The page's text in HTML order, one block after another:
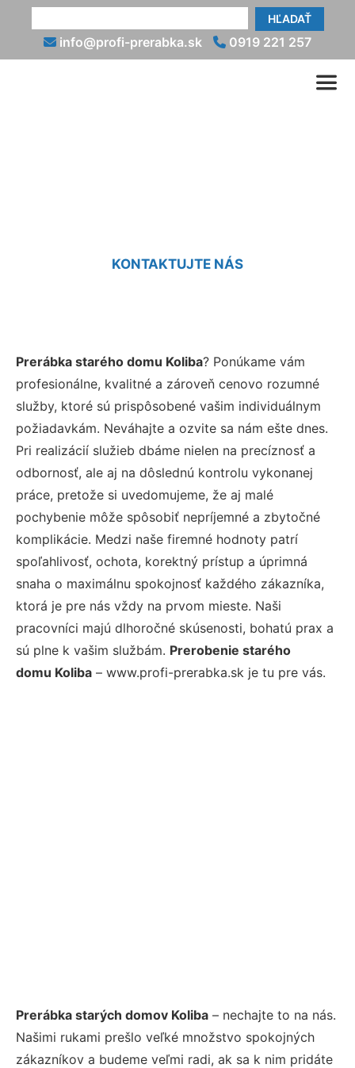
HĽADAŤ
info@profi-prerabka.sk 0919 221 257
KONTAKTUJTE NÁS
Prerábka starého domu Koliba? Ponúkame vám
profesionálne, kvalitné a zároveň cenovo rozumné
služby, ktoré sú prispôsobené vašim individuálnym
požiadavkám. Neváhajte a ozvite sa nám ešte dnes.
Pri realizácií služieb dbáme nielen na precíznosť a
odbornosť, ale aj na dôslednú kontrolu vykonanej
práce, pretože si uvedomujeme, že aj malé
pochybenie môže spôsobiť nepríjemné a zbytočné
komplikácie. Medzi naše firemné hodnoty patrí
spoľahlivosť, ochota, korektný prístup a úprimná
snaha o maximálnu spokojnosť každého zákazníka,
ktorá je pre nás vždy na prvom mieste. Naši
pracovníci majú dlhoročné skúsenosti, bohatú prax a
sú plne k vašim službám. Prerobenie starého
domu Koliba – www.profi-prerabka.sk je tu pre vás.
Prerábka starých domov Koliba – nechajte to na nás.
Našimi rukami prešlo veľké množstvo spokojných
zákazníkov a budeme veľmi radi, ak sa k nim pridáte